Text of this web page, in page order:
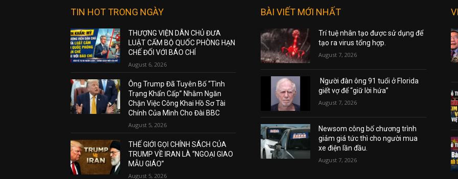
TIN HOT TRONG NGÀY
THƯỢNG VIỆN DÂN CHỦ ĐƯA
LUẬT CẤM BỘ QUỐC PHÒNG HẠN
CHẾ ĐỐI VỚI BÁO CHÍ
August 6, 2026
Ông Trump Đã Tuyên Bố “Tình
Trạng Khẩn Cấp” Nhằm Ngăn
Chặn Việc Công Khai Hồ Sơ Tài
Chính Của Mình Cho Đài BBC
August 5, 2026
THẾ GIỚI GỌI CHÍNH SÁCH CỦA
TRUMP VỀ IRAN LÀ “NGOẠI GIAO
MẪU GIÁO”
August 5, 2026
BÀI VIẾT MỚI NHẤT
Trí tuệ nhân tạo được sử dụng để
tạo ra virus tổng hợp.
August 7, 2026
Người đàn ông 91 tuổi ở Florida
giết vợ để “giữ lời hứa”
August 7, 2026
Newsom công bố chương trình
giảm giá tức thì cho người mua
xe điện lần đầu.
August 7, 2026